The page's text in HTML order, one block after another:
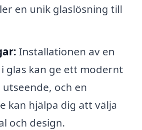
en unik glaslösning till
Installationen av en
glas kan ge ett modernt
och en
kan hjälpa dig att välja
och design.